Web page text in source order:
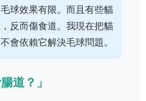
球效果有限。而且有些貓
反而傷食道。我現在把貓
會依賴它解決毛球問題。
道？」